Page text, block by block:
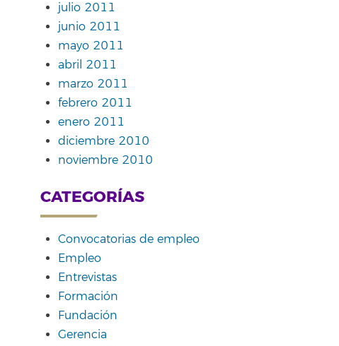
julio 2011
junio 2011
mayo 2011
abril 2011
marzo 2011
febrero 2011
enero 2011
diciembre 2010
noviembre 2010
CATEGORÍAS
Convocatorias de empleo
Empleo
Entrevistas
Formación
Fundación
Gerencia